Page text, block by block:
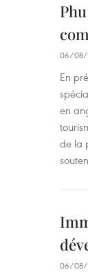
06/08/
En
en
de la
06/08/